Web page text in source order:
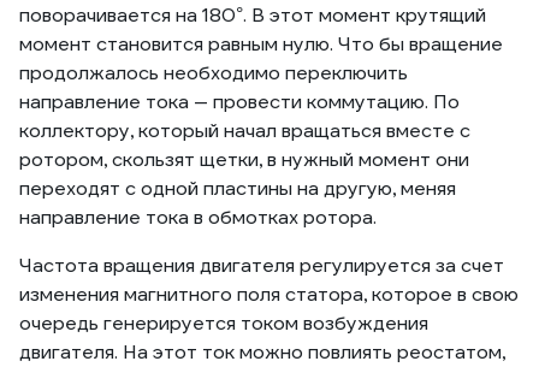
поворачивается на 180°. В этот момент крутящий
момент становится равным нулю. Что бы вращение
продолжалось необходимо переключить
направление тока — провести коммутацию. По
коллектору, который начал вращаться вместе с
ротором, скользят щетки, в нужный момент они
переходят с одной пластины на другую, меняя
направление тока в обмотках ротора.
Частота вращения двигателя регулируется за счет
изменения магнитного поля статора, которое в свою
очередь генерируется током возбуждения
двигателя. На этот ток можно повлиять реостатом,